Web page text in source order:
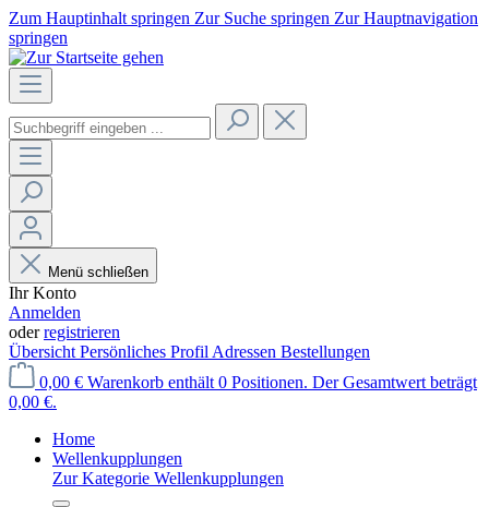
Zum Hauptinhalt springen Zur Suche springen Zur Hauptnavigation
springen
Menü schließen
Ihr Konto
Anmelden
oderregistrieren
Übersicht Persönliches Profil Adressen Bestellungen
0,00 € Warenkorb enthält 0 Positionen. Der Gesamtwert beträgt
0,00 €.
Home
Wellenkupplungen
Zur Kategorie Wellenkupplungen